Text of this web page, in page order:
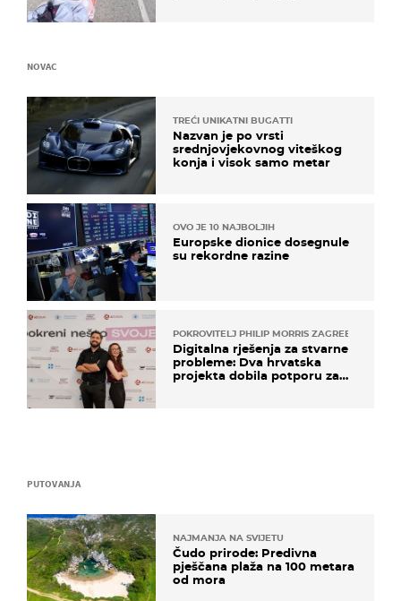
PUTOVANJA
NAJMANJA NA SVIJETU
Čudo prirode: Predivna
pješčana plaža na 100 metara
od mora
NOVAC
TREĆI UNIKATNI BUGATTI
Nazvan je po vrsti
srednjovjekovnog viteškog
konja i visok samo metar
OVO JE 10 NAJBOLJIH
Europske dionice dosegnule
su rekordne razine
POKROVITELJ PHILIP MORRIS ZAGREB
Digitalna rješenja za stvarne
probleme: Dva hrvatska
projekta dobila potporu za